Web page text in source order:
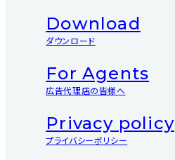
Download
ダウンロード
For Agents
広告代理店の皆様へ
Privacy policy
プライバシーポリシー